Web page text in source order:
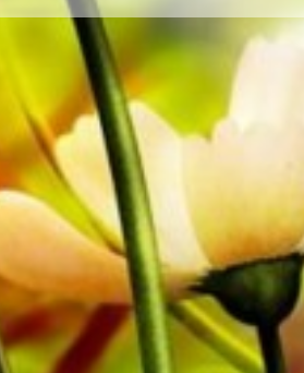
Alle bladmuziek van Obrasso
gelige notitiepapier biedt een
lichtomstandigheden. Levering
bladmuziek rechtstreeks bij